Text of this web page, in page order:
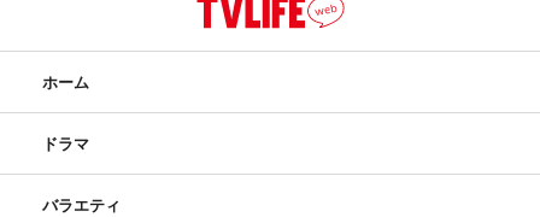
ホーム
ドラマ
バラエティ